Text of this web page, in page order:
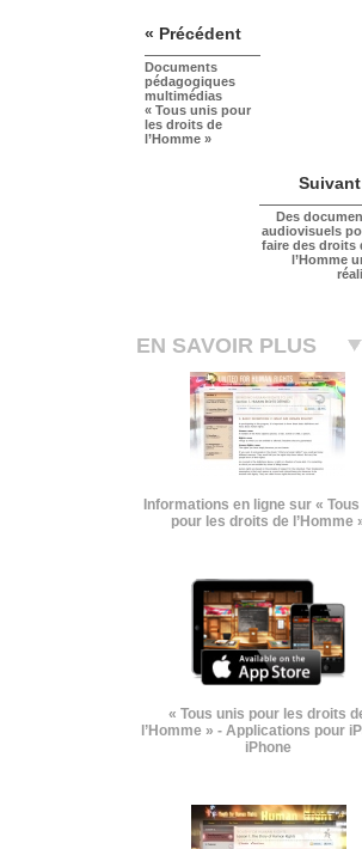
« Précédent
Documents
pédagogiques
multimédias
« Tous unis pour
les droits de
l’Homme »
Des
audiovisuels
faire des droits
l’Homme
EN SAVOIR PLUS
Informations en ligne sur «
pour les droits de l’Homme
« Tous unis pour les droits
l’Homme » - Applications pour
iPhone